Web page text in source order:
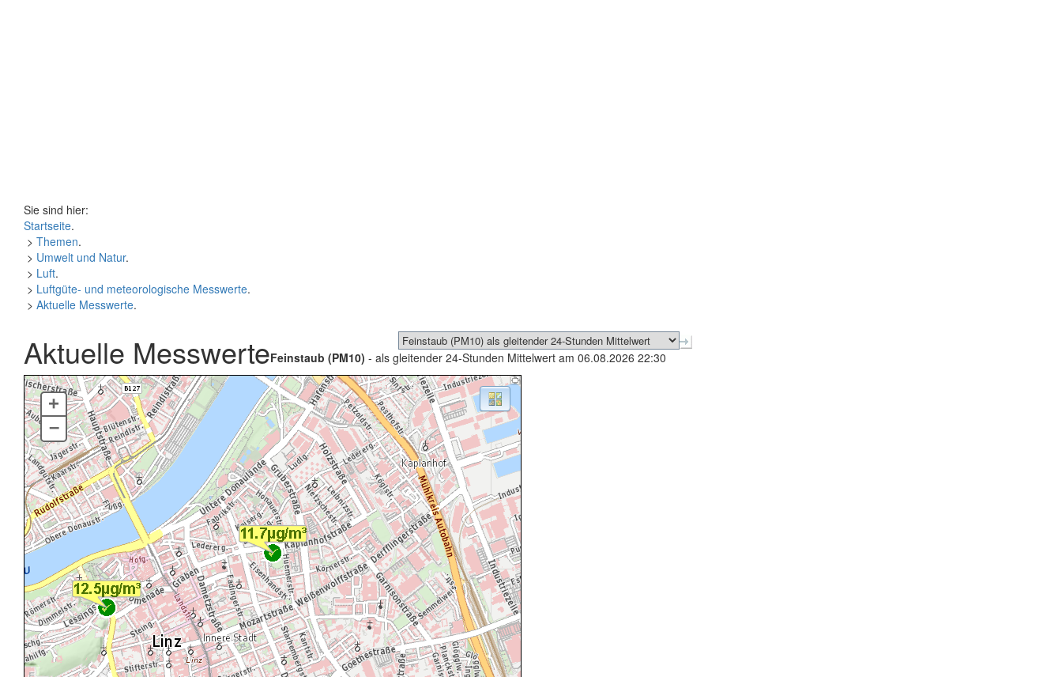
Sie sind hier:
Startseite.
> Themen.
> Umwelt und Natur.
> Luft.
> Luftgüte- und meteorologische Messwerte.
> Aktuelle Messwerte.
Aktuelle MesswerteFeinstaub (PM10) - als gleitender 24-Stunden Mittelwert am 06.08.2026 22:30
+
–